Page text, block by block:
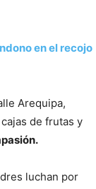
en el recojo
Arequipa,
de frutas y
luchan por